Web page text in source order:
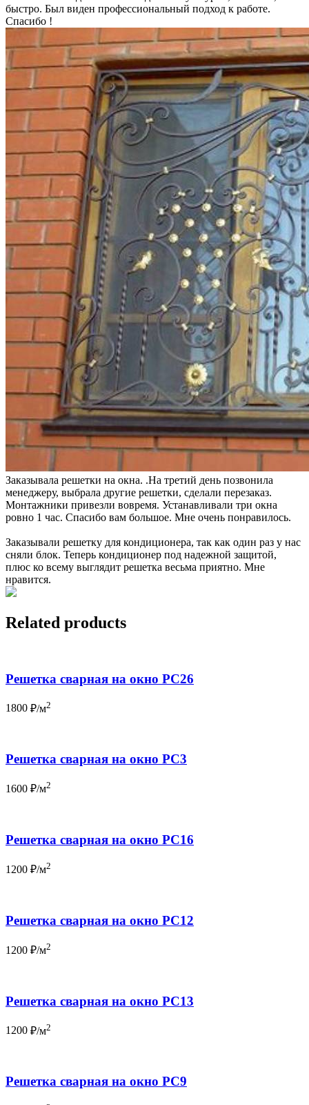
быстро. Был виден профессиональный подход к работе.
Спасибо !
Заказывала решетки на окна. .На третий день позвонила
менеджеру, выбрала другие решетки, сделали перезаказ.
Монтажники привезли вовремя. Устанавливали три окна
ровно 1 час. Спасибо вам большое. Мне очень понравилось.
Заказывали решетку для кондиционера, так как один раз у нас
сняли блок. Теперь кондиционер под надежной защитой,
плюс ко всему выглядит решетка весьма приятно. Мне
нравится.
Related products
Решетка сварная на окно РС26
1800 ₽/м2
Решетка сварная на окно РС3
1600 ₽/м2
Решетка сварная на окно РС16
1200 ₽/м2
Решетка сварная на окно РС12
1200 ₽/м2
Решетка сварная на окно РС13
1200 ₽/м2
Решетка сварная на окно РС9